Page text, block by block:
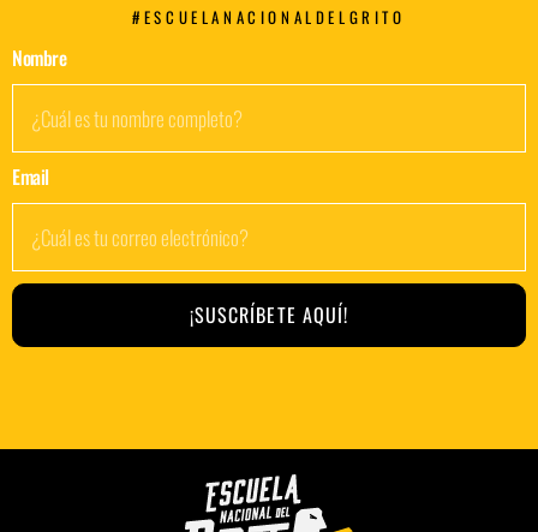
#ESCUELANACIONALDELGRITO
Nombre
Email
¡SUSCRÍBETE AQUÍ!